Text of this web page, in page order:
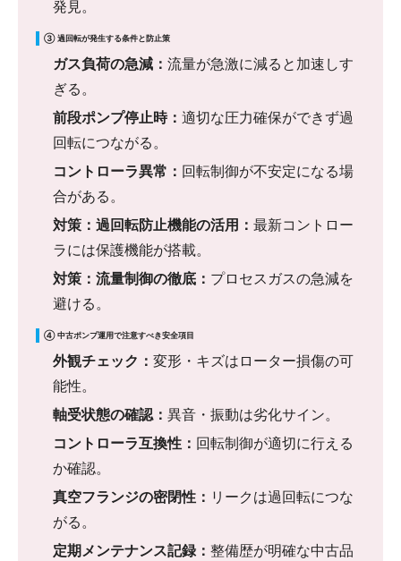
発見。
③ 過回転が発生する条件と防止策
ガス負荷の急減： 流量が急激に減ると加速しす
ぎる。
前段ポンプ停止時： 適切な圧力確保ができず過
回転につながる。
コントローラ異常： 回転制御が不安定になる場
合がある。
対策：過回転防止機能の活用： 最新コントロー
ラには保護機能が搭載。
対策：流量制御の徹底： プロセスガスの急減を
避ける。
④ 中古ポンプ運用で注意すべき安全項目
外観チェック： 変形・キズはローター損傷の可
能性。
軸受状態の確認： 異音・振動は劣化サイン。
コントローラ互換性： 回転制御が適切に行える
か確認。
真空フランジの密閉性： リークは過回転につな
がる。
定期メンテナンス記録： 整備歴が明確な中古品